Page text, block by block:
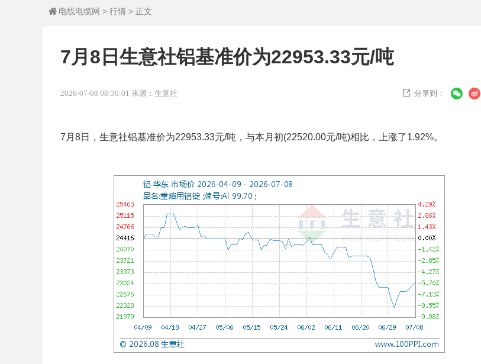
 电线电缆网 > 行情 > 正文
7月8日生意社铝基准价为22953.33元/吨
2026-07-08 08:30:01 来源：生意社  分享到：
7月8日，生意社铝基准价为22953.33元/吨，与本月初(22520.00元/吨)相比，上涨了1.92%。